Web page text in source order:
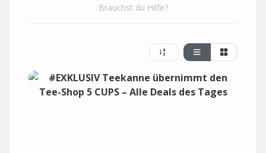
Brauchst du Hilfe?